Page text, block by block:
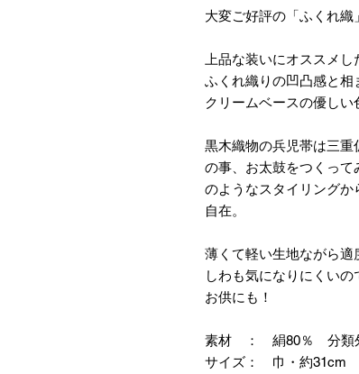
大変ご好評の「ふくれ織
上品な装いにオススメし
ふくれ織りの凹凸感と相
クリームベースの優しい
黒木織物の兵児帯は三
の事、お太鼓をつくっ
のようなスタイリング
自在。
薄くて軽い生地ながら適
しわも気になりにくい
お供にも！
素材 ： 絹80％ 分類外
サイズ： 巾・約31cm